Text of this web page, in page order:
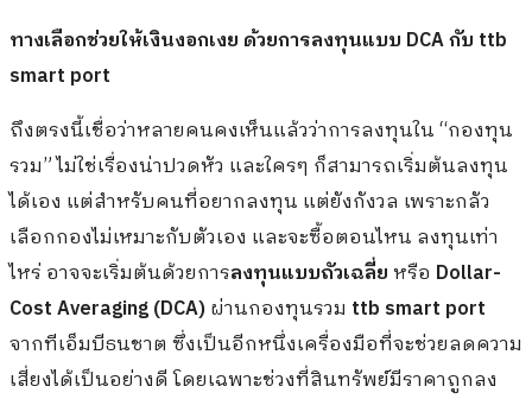
ทางเลือกช่วยให้เงินงอกเงย ด้วยการลงทุนแบบ DCA กับ ttb
smart port
ถึงตรงนี้เชื่อว่าหลายคนคงเห็นแล้วว่าการลงทุนใน “กองทุน
รวม” ไม่ใช่เรื่องน่าปวดหัว และใครๆ ก็สามารถเริ่มต้นลงทุน
ได้เอง แต่สำหรับคนที่อยากลงทุน แต่ยังกังวล เพราะกลัว
เลือกกองไม่เหมาะกับตัวเอง และจะซื้อตอนไหน ลงทุนเท่า
ไหร่ อาจจะเริ่มต้นด้วยการลงทุนแบบถัวเฉลี่ยหรือ Dollar-
Cost Averaging (DCA)ผ่านกองทุนรวม ttb smart port
จากทีเอ็มบีธนชาต ซึ่งเป็นอีกหนึ่งเครื่องมือที่จะช่วยลดความ
เสี่ยงได้เป็นอย่างดี โดยเฉพาะช่วงที่สินทรัพย์มีราคาถูกลง